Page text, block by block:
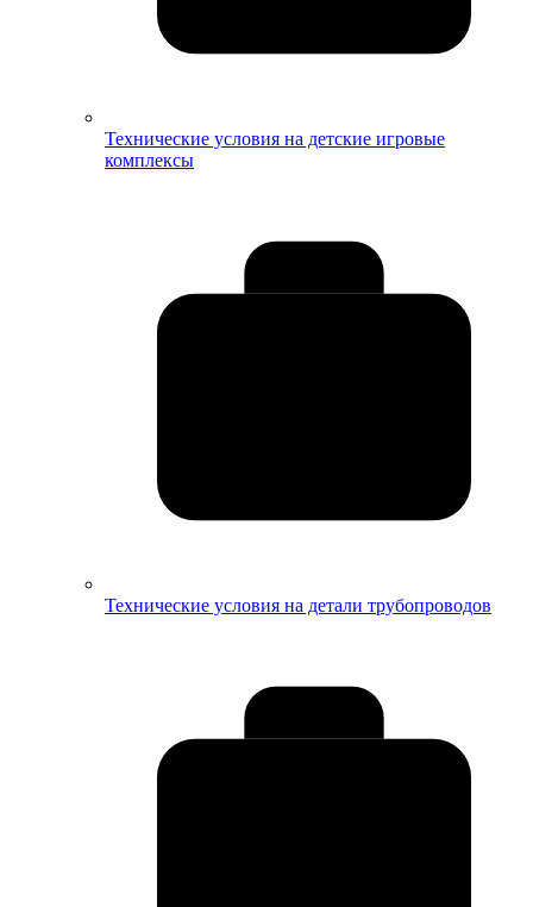
Технические условия на детские игровые
комплексы
Технические условия на детали трубопроводов